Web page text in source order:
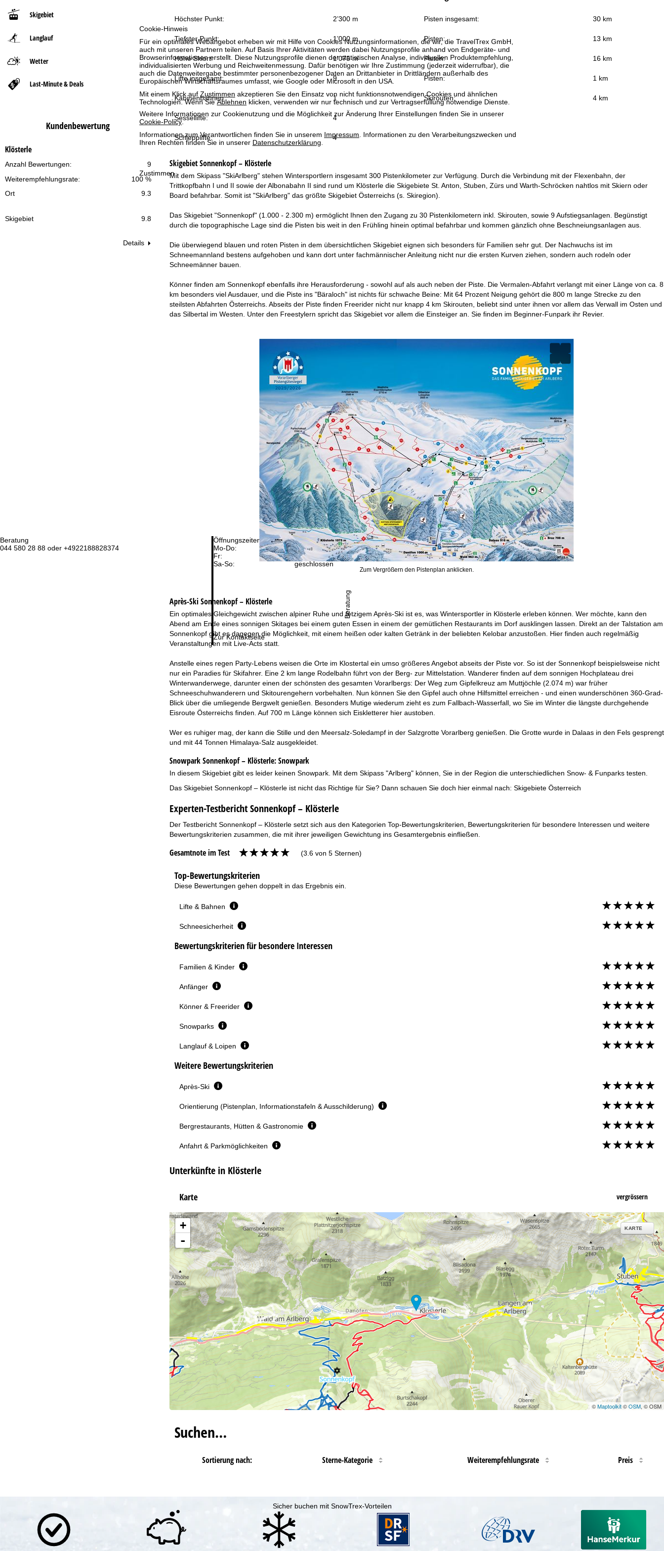
Cookie-Hinweis
Für ein optimales Webangebot erheben wir mit Hilfe von Cookies Nutzungsinformationen, die wir, die TravelTrex GmbH,
auch mit unseren Partnern teilen. Auf Basis Ihrer Aktivitäten werden dabei Nutzungsprofile anhand von Endgeräte- und
Browserinformationen erstellt. Diese Nutzungsprofile dienen der statistischen Analyse, individuellen Produktempfehlung,
individualisierten Werbung und Reichweitenmessung. Dafür benötigen wir Ihre Zustimmung (jederzeit widerrufbar), die
auch die Datenweitergabe bestimmter personenbezogener Daten an Drittanbieter in Drittländern außerhalb des
Europäischen Wirtschaftsraumes umfasst, wie Google oder Microsoft in den USA.
Mit einem Klick auf Zustimmen akzeptieren Sie den Einsatz von nicht funktionsnotwendigen Cookies und ähnlichen
Technologien. Wenn SieAblehnen klicken, verwenden wir nur technisch und zur Vertragserfüllung notwendige Dienste.
Weitere Informationen zur Cookienutzung und die Möglichkeit zur Änderung Ihrer Einstellungen finden Sie in unserer
Cookie-Policy.
Informationen zum Verantwortlichen finden Sie in unserem Impressum. Informationen zu den Verarbeitungszwecken und
Ihren Rechten finden Sie in unserer Datenschutzerklärung.
Zustimmen
Beratung
044 580 28 88 oder +4922188828374
Öffnungszeiten
Mo-Do:
09:00-17:00 Uhr
Fr:
09:00-15:00 Uhr
Sa-So:
geschlossen
Zur Kontaktseite
Beratung
Skigebiet
Langlauf
Wetter
Last-Minute & Deals
Kundenbewertung
Klösterle
9
Anzahl Bewertungen:
100 %
Weiterempfehlungsrate:
Ort
9.3
Skigebiet 9.8
Details
t
s
e
i
t
e
Höchster Punkt: 2’300 m Pisten insgesamt: 30 km
Tiefster Punkt: 1’000 m Pisten: 13 km
Höhe Skiort: 1’075 m Pisten: 16 km
Lifte insgesamt: 9 Pisten: 1 km
Kabinenbahnen: 1 Skirouten: 4 km
Sessellifte: 4
Schlepplifte: 4
SkigebietSonnenkopf – Klösterle
Mit dem Skipass "SkiArlberg" stehen Wintersportlern insgesamt 300 Pistenkilometer zur Verfügung. Durch die Verbindung mit der Flexenbahn, der
Trittkopfbahn I und II sowie der Albonabahn II sind rund um Klösterle die Skigebiete St. Anton, Stuben, Zürs und Warth-Schröcken nahtlos mit Skiern oder
Board befahrbar. Somit ist "SkiArlberg" das größte Skigebiet Österreichs (s. Skiregion).
Das Skigebiet "Sonnenkopf" (1.000 - 2.300 m) ermöglicht Ihnen den Zugang zu 30 Pistenkilometern inkl. Skirouten, sowie 9 Aufstiegsanlagen. Begünstigt
durch die topographische Lage sind die Pisten bis weit in den Frühling hinein optimal befahrbar und kommen gänzlich ohne Beschneiungsanlagen aus.
Die überwiegend blauen und roten Pisten in dem übersichtlichen Skigebiet eignen sich besonders für Familien sehr gut. Der Nachwuchs ist im
Schneemannland bestens aufgehoben und kann dort unter fachmännischer Anleitung nicht nur die ersten Kurven ziehen, sondern auch rodeln oder
Schneemänner bauen.
Könner finden am Sonnenkopf ebenfalls ihre Herausforderung - sowohl auf als auch neben der Piste. Die Vermalen-Abfahrt verlangt mit einer Länge von ca. 8
km besonders viel Ausdauer, und die Piste ins "Bäraloch" ist nichts für schwache Beine: Mit 64 Prozent Neigung gehört die 800 m lange Strecke zu den
steilsten Abfahrten Österreichs. Abseits der Piste finden Freerider nicht nur knapp 4 km Skirouten, beliebt sind unter ihnen vor allem das Verwall im Osten und
das Silbertal im Westen. Unter den Freestylern spricht das Skigebiet vor allem die Einsteiger an. Sie finden im Beginner-Funpark ihr Revier.
Zum Vergrößern den Pistenplan anklicken.
Après-Ski Sonnenkopf – Klösterle
Ein optimales Gleichgewicht zwischen alpiner Ruhe und fetzigem Après-Ski ist es, was Wintersportler in Klösterle erleben können. Wer möchte, kann den
Abend am Ende eines sonnigen Skitages bei einem guten Essen in einem der gemütlichen Restaurants im Dorf ausklingen lassen. Direkt an der Talstation am
Sonnenkopf gibt es dagegen die Möglichkeit, mit einem heißen oder kalten Getränk in der beliebten Kelobar anzustoßen. Hier finden auch regelmäßig
Veranstaltungen mit Live-Acts statt.
Anstelle eines regen Party-Lebens weisen die Orte im Klostertal ein umso größeres Angebot abseits der Piste vor. So ist der Sonnenkopf beispielsweise nicht
nur ein Paradies für Skifahrer. Eine 2 km lange Rodelbahn führt von der Berg- zur Mittelstation. Wanderer finden auf dem sonnigen Hochplateau drei
Winterwanderwege, darunter einen der schönsten des gesamten Vorarlbergs: Der Weg zum Gipfelkreuz am Muttjöchle (2.074 m) war früher
Schneeschuhwanderern und Skitourengehern vorbehalten. Nun können Sie den Gipfel auch ohne Hilfsmittel erreichen - und einen wunderschönen 360-Grad-
Blick über die umliegende Bergwelt genießen. Besonders Mutige wiederum zieht es zum Fallbach-Wasserfall, wo Sie im Winter die längste durchgehende
Eisroute Österreichs finden. Auf 700 m Länge können sich Eiskletterer hier austoben.
Wer es ruhiger mag, der kann die Stille und den Meersalz-Soledampf in der Salzgrotte Vorarlberg genießen. Die Grotte wurde in Dalaas in den Fels gesprengt
und mit 44 Tonnen Himalaya-Salz ausgekleidet.
Snowpark Sonnenkopf – Klösterle:Snowpark
In diesem Skigebiet gibt es leider keinen Snowpark. Mit dem Skipass "Arlberg" können, Sie in der Region die unterschiedlichen Snow- & Funparks testen.
Das Skigebiet Sonnenkopf – Klösterle ist nicht das Richtige für Sie? Dann schauen Sie doch hier einmal nach: Skigebiete Österreich
Experten-Testbericht Sonnenkopf – Klösterle
Der Testbericht Sonnenkopf – Klösterle setzt sich aus den Kategorien Top-Bewertungskriterien, Bewertungskriterien für besondere Interessen und weitere
Bewertungskriterien zusammen, die mit ihrer jeweiligen Gewichtung ins Gesamtergebnis einfließen.
Gesamtnote im Test (3.6 von 5 Sternen)
Top-Bewertungskriterien
Diese Bewertungen gehen doppelt in das Ergebnis ein.
Lifte & Bahnen
Schneesicherheit
Bewertungskriterien für besondere Interessen
Familien & Kinder
Anfänger
Könner & Freerider
Snowparks
Langlauf & Loipen
Weitere Bewertungskriterien
Après-Ski
Orientierung (Pistenplan, Informationstafeln & Ausschilderung)
Bergrestaurants, Hütten & Gastronomie
Anfahrt & Parkmöglichkeiten
Unterkünfte in Klösterle
Karte vergrössern
+
-
KARTE
©Maptoolkit©OSM, © OSM
Suchen…
Sortierung nach: Sterne-Kategorie Weiterempfehlungsrate Preis
Sicher buchen mit SnowTrex-Vorteilen